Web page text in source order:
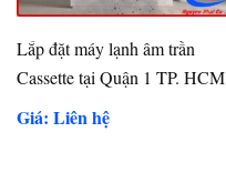
Lắp đặt máy lạnh âm trần
Cassette tại Quận 1 TP. HCM
Giá: Liên hệ